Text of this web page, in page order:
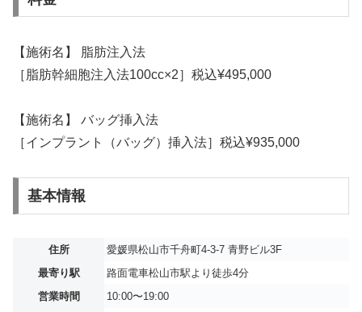
【施術名】 脂肪注入法
［脂肪幹細胞注入法100cc×2］税込¥495,000
【施術名】 バッグ挿入法
［インプラント（バッグ）挿入法］税込¥935,000
基本情報
住所
愛媛県松山市千舟町4-3-7 青野ビル3F
最寄り駅
路面電車松山市駅より徒歩4分
営業時間
10:00〜19:00